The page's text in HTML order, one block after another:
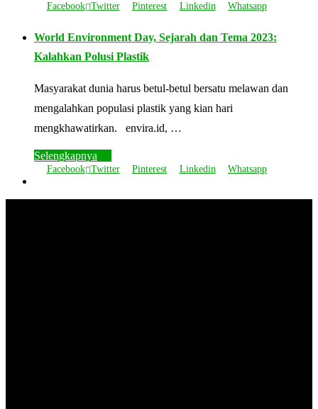
Facebook Twitter Pinterest Linkedin Whatsapp
World Environment Day, Sejarah dan Tema 2023:
Kalahkan Polusi Plastik
Masyarakat dunia harus betul-betul bersatu melawan dan
mengalahkan populasi plastik yang kian hari
mengkhawatirkan. envira.id, …
Selengkapnya
Facebook Twitter Pinterest Linkedin Whatsapp